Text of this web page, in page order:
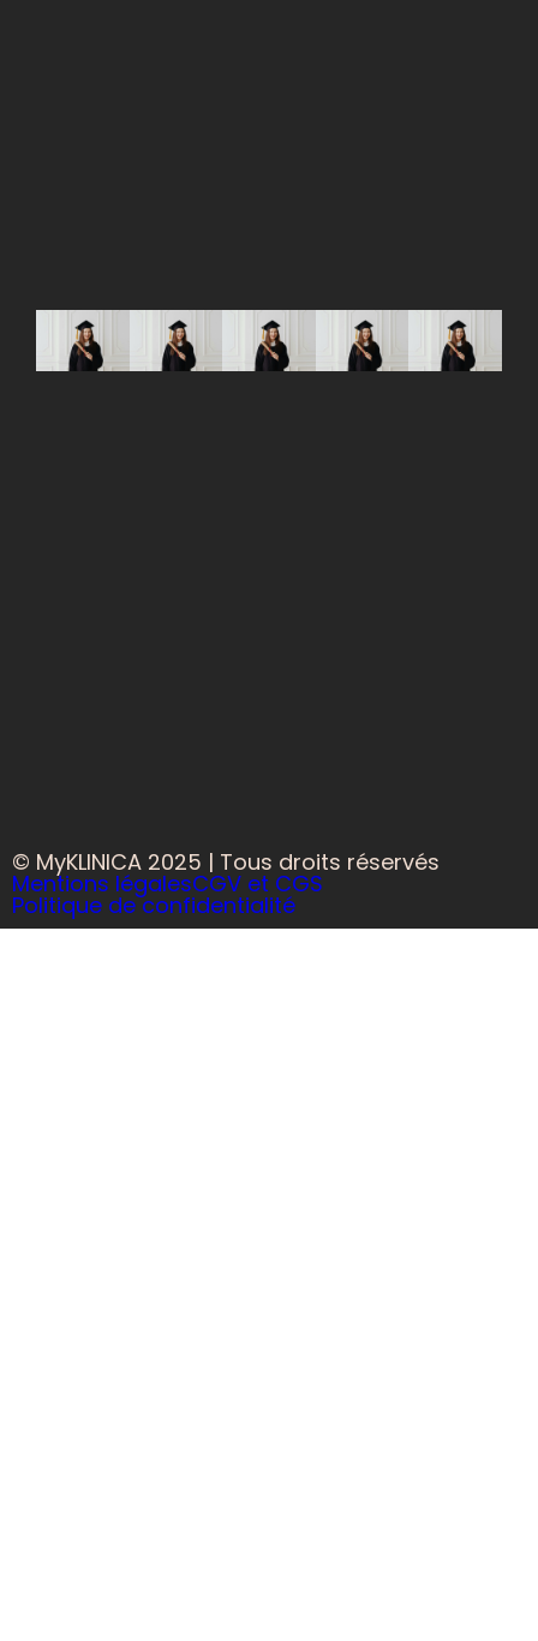
© MyKLINICA 2025 | Tous droits réservés
Mentions légalesCGV et CGS
Politique de confidentialité